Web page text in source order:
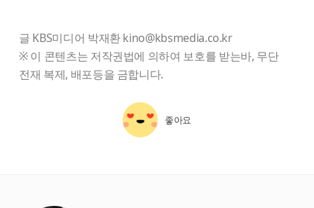
글 KBS미디어 박재환 kino@kbsmedia.co.kr
※ 이 콘텐츠는 저작권법에 의하여 보호를 받는바, 무단
전재 복제, 배포등을 금합니다.
좋아요